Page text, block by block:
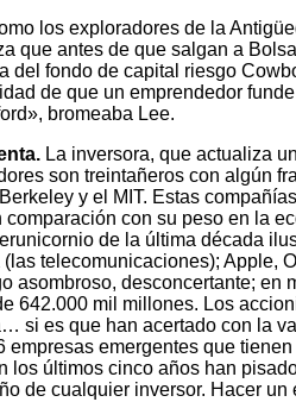
los exploradores de la
que antes de que salgan a
del fondo de capital riesgo
de que un emprendedor
bromeaba Lee.
La inversora, que actualiza
son treintañeros con algún
y el MIT. Estas
con su peso en la
de la última década
telecomunicaciones); Apple,
asombroso, desconcertante;
642.000 mil millones. Los
si es que han acertado con la
empresas emergentes que
los últimos cinco años han
de cualquier inversor. Hacer